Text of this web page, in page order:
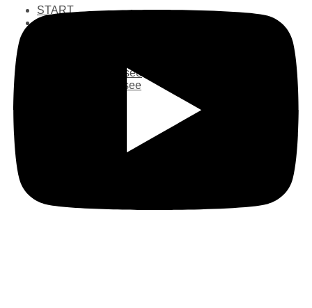
START
ANGELN
Kleiner Mietsee
Großer Mietsee